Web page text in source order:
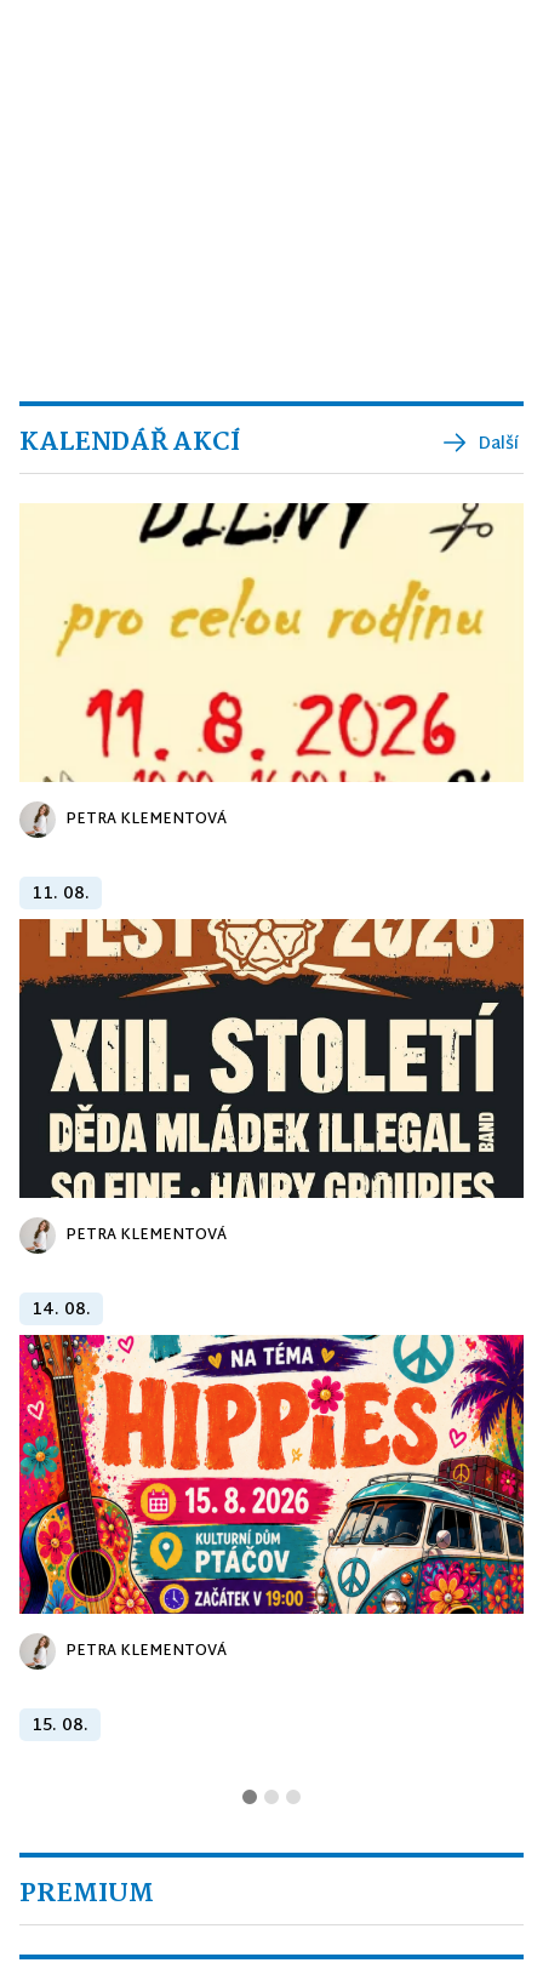
KALENDÁŘ AKCÍ Další
PETRA KLEMENTOVÁ
11. 08.
PETRA KLEMENTOVÁ
14. 08.
PETRA KLEMENTOVÁ
15. 08.
PREMIUM